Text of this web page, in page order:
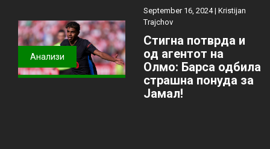
Анализи
September 16, 2024 | Kristijan
Trajchov
Стигна потврда и
од агентот на
Олмо: Барса одбила
страшна понуда за
Јамал!